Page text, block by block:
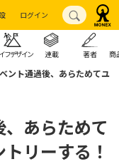
ログイン
フデザイン 連載 著者 商
ント通過後、あらためてユ
あらためて
リーする！